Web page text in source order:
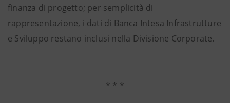
finanza di progetto; per semplicità di
rappresentazione, i dati di Banca Intesa Infrastrutture
e Sviluppo restano inclusi nella Divisione Corporate.
* * *